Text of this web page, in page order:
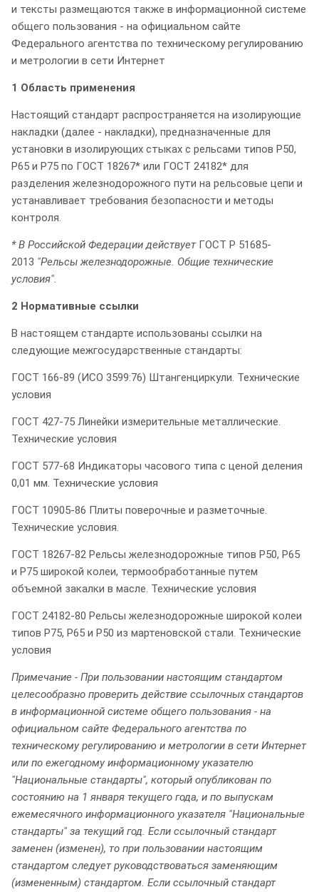
и тексты размещаются также в информационной системе
общего пользования - на официальном сайте
Федерального агентства по техническому регулированию
и метрологии в сети Интернет
1 Область применения
Настоящий стандарт распространяется на изолирующие
накладки (далее - накладки), предназначенные для
установки в изолирующих стыках с рельсами типов Р50,
Р65 и Р75 по ГОСТ 18267* или ГОСТ 24182* для
разделения железнодорожного пути на рельсовые цепи и
устанавливает требования безопасности и методы
контроля.
* В Российской Федерации действуетГОСТ Р 51685-
2013 "Рельсы железнодорожные. Общие технические
условия".
2 Нормативные ссылки
В настоящем стандарте использованы ссылки на
следующие межгосударственные стандарты:
ГОСТ 166-89 (ИСО 3599:76) Штангенциркули. Технические
условия
ГОСТ 427-75 Линейки измерительные металлические.
Технические условия
ГОСТ 577-68 Индикаторы часового типа с ценой деления
0,01 мм. Технические условия
ГОСТ 10905-86 Плиты поверочные и разметочные.
Технические условия.
ГОСТ 18267-82 Рельсы железнодорожные типов Р50, Р65
и Р75 широкой колеи, термообработанные путем
объемной закалки в масле. Технические условия
ГОСТ 24182-80 Рельсы железнодорожные широкой колеи
типов Р75, Р65 и Р50 из мартеновской стали. Технические
условия
Примечание - При пользовании настоящим стандартом
целесообразно проверить действие ссылочных стандартов
в информационной системе общего пользования - на
официальном сайте Федерального агентства по
техническому регулированию и метрологии в сети Интернет
или по ежегодному информационному указателю
"Национальные стандарты", который опубликован по
состоянию на 1 января текущего года, и по выпускам
ежемесячного информационного указателя "Национальные
стандарты" за текущий год. Если ссылочный стандарт
заменен (изменен), то при пользовании настоящим
стандартом следует руководствоваться заменяющим
(измененным) стандартом. Если ссылочный стандарт